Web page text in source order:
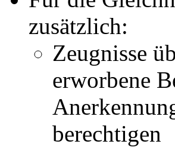
zusätzlich:
Zeugnisse
erworbene
berechtigen